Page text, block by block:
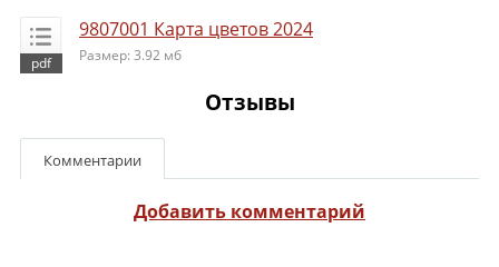
9807001 Карта цветов 2024
Размер: 3.92 мб
Отзывы
Комментарии
Добавить комментарий